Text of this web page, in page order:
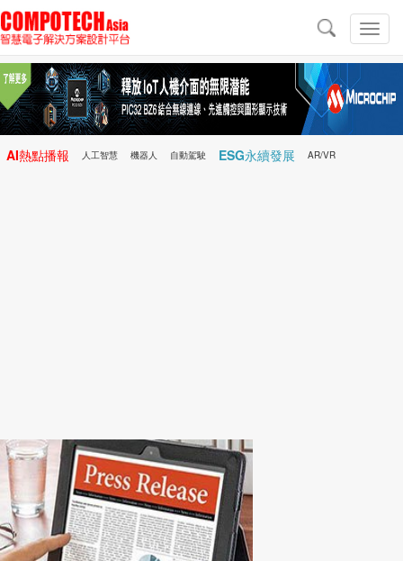
切
換
導
航
AI熱點播報 人工智慧 機器人 自動駕駛 ESG永續發展 AR/VR